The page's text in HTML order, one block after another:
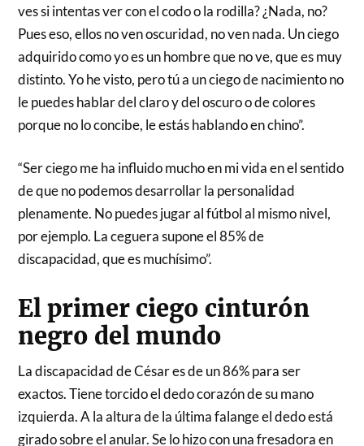
ves si intentas ver con el codo o la rodilla? ¿Nada, no?
Pues eso, ellos no ven oscuridad, no ven nada. Un ciego
adquirido como yo es un hombre que no ve, que es muy
distinto. Yo he visto, pero tú a un ciego de nacimiento no
le puedes hablar del claro y del oscuro o de colores
porque no lo concibe, le estás hablando en chino”.
“Ser ciego me ha influido mucho en mi vida en el sentido
de que no podemos desarrollar la personalidad
plenamente. No puedes jugar al fútbol al mismo nivel,
por ejemplo. La ceguera supone el 85% de
discapacidad, que es muchísimo”.
El primer ciego cinturón
negro del mundo
La discapacidad de César es de un 86% para ser
exactos. Tiene torcido el dedo corazón de su mano
izquierda. A la altura de la última falange el dedo está
girado sobre el anular. Se lo hizo con una fresadora en